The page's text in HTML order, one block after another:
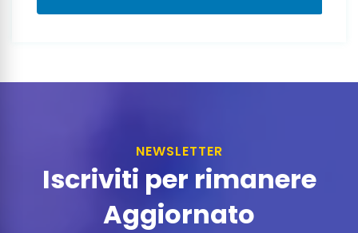
NEWSLETTER
Iscriviti per rimanere
Aggiornato